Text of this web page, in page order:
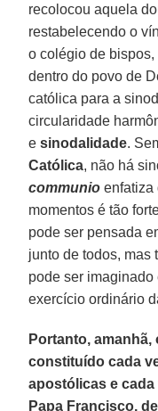
recolocou aquela
restabelecendo o
o colégio de
dentro do povo de
católica para a
circularidade
esinodalidade.
Católica, não há
communio enfatiza
momentos é tão
pode ser pensada
junto de todos, mas
pode ser
exercício ordinário
Portanto,
constituído cada
apostólicas e
Papa Francisco,